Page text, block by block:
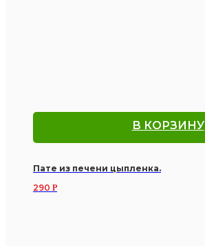
В КОРЗИНУ
Пате из печени цыпленка.
290 Р